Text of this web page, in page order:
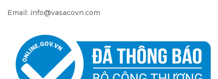
Email: info@vasacovn.com